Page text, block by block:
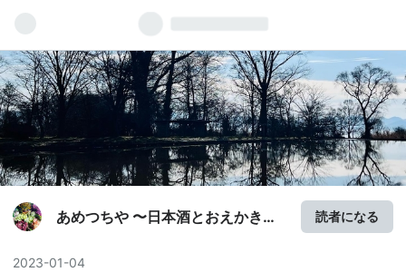
あめつちや 〜日本酒とおえかきブ
読者になる
2023-01-04